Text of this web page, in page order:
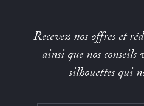
Recevez nos offres et
ainsi que nos conseils
silhouettes qui